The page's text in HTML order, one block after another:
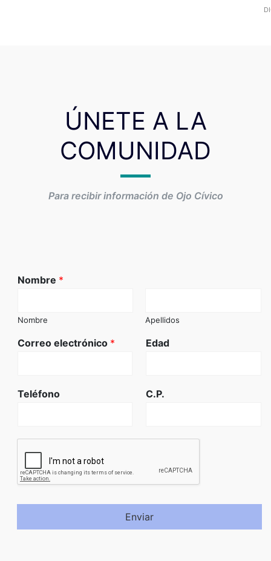
ÚNETE A LA
COMUNIDAD
Para recibir información de Ojo Cívico
Nombre *
Nombre Apellidos
Correo electrónico * Edad
Teléfono C.P.
Enviar